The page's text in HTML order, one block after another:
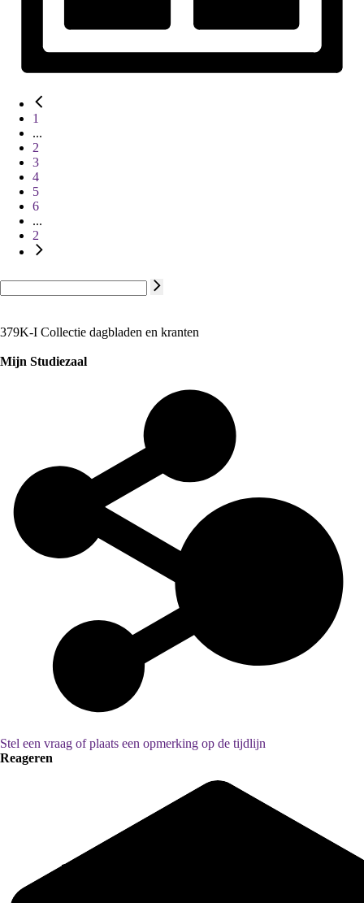
1
...
2
3
4
5
6
...
2
379K-I Collectie dagbladen en kranten
Mijn Studiezaal
Stel een vraag of plaats een opmerking op de tijdlijn
Reageren